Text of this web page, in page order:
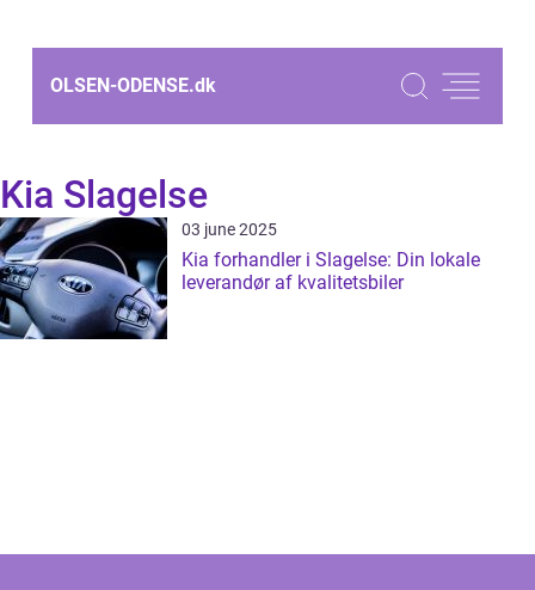
OLSEN-ODENSE.dk
Kia Slagelse
03 june 2025
Kia forhandler i Slagelse: Din lokale
leverandør af kvalitetsbiler